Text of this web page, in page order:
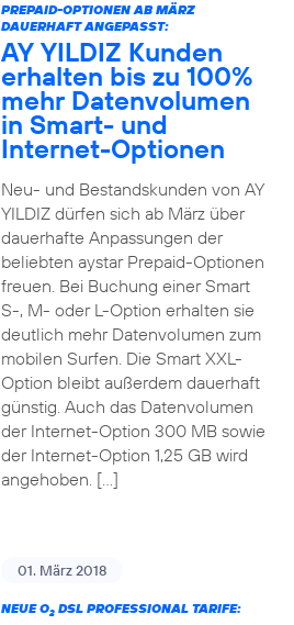
PREPAID-OPTIONEN AB MÄRZ
DAUERHAFT ANGEPASST:
AY YILDIZ Kunden
erhalten bis zu 100%
mehr Datenvolumen
in Smart- und
Internet-Optionen
Neu- und Bestandskunden von AY
YILDIZ dürfen sich ab März über
dauerhafte Anpassungen der
beliebten aystar Prepaid-Optionen
freuen. Bei Buchung einer Smart
S-, M- oder L-Option erhalten sie
deutlich mehr Datenvolumen zum
mobilen Surfen. Die Smart XXL-
Option bleibt außerdem dauerhaft
günstig. Auch das Datenvolumen
der Internet-Option 300 MB sowie
der Internet-Option 1,25 GB wird
angehoben. […]
01. März 2018
NEUE O2DSL PROFESSIONAL TARIFE: